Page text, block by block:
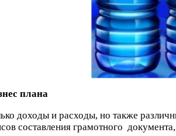
плана
доходы и расходы, но также
составления грамотного